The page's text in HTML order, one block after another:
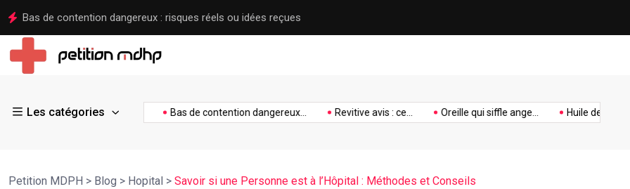
Revitive avis : ce que vaut vraiment cet appareil contre
Les catégories
Quel est le plus... Bas de contention dangereux... Revitive avis : ce... Oreille qui siffle ange... Huile de souchet
Hopital
Petition MDPH > Blog > Hopital > Savoir si une Personne est à l’Hôpital : Méthodes et Conseils